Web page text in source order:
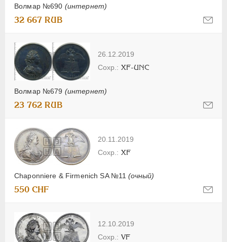
Волмар №690 (интернет)
32 667 RUB
26.12.2019
Волмар №679 (интернет)
XF-UNC
23 762 RUB
20.11.2019
Chaponniere & Firmenich SA №11(очный)
XF
550 CHF
12.10.2019
VF